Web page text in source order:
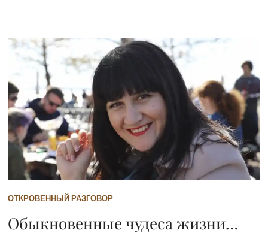
ОТКРОВЕННЫЙ РАЗГОВОР
Обыкновенные чудеса жизни…